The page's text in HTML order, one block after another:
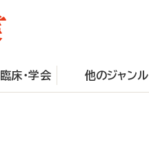
臨床・学会 他のジャンル